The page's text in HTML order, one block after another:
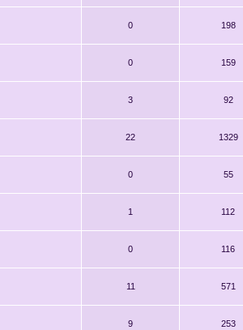
0 198
0 159
3 92
22 1329
0 55
1 112
0 116
11 571
9 253